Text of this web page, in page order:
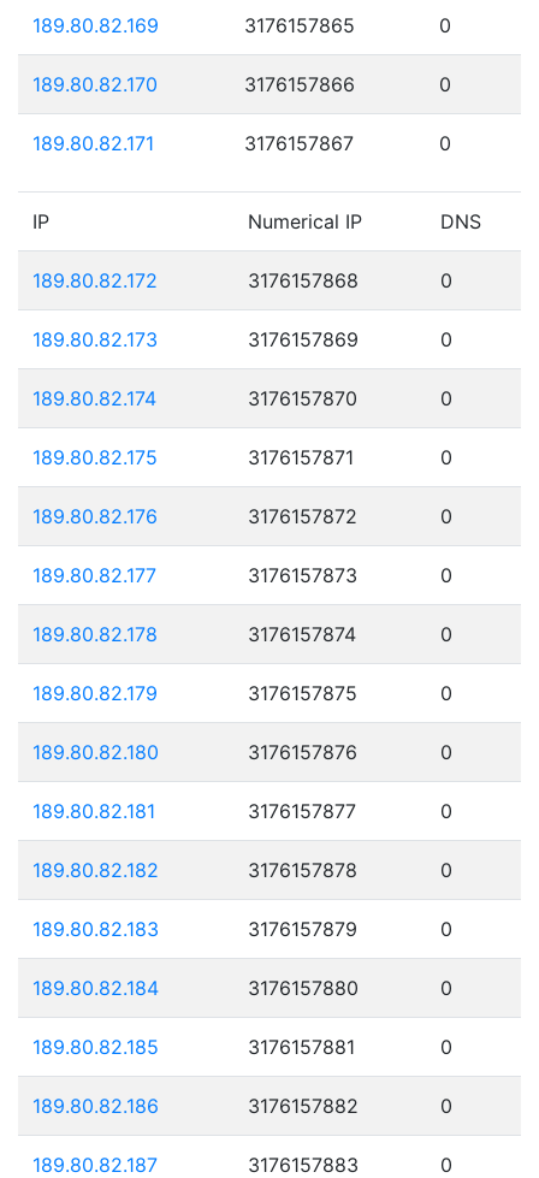
189.80.82.169 3176157865 0
189.80.82.170 3176157866 0
189.80.82.171 3176157867 0
IP Numerical IP DNS
189.80.82.172 3176157868 0
189.80.82.173 3176157869 0
189.80.82.174 3176157870 0
189.80.82.175 3176157871 0
189.80.82.176 3176157872 0
189.80.82.177 3176157873 0
189.80.82.178 3176157874 0
189.80.82.179 3176157875 0
189.80.82.180 3176157876 0
189.80.82.181 3176157877 0
189.80.82.182 3176157878 0
189.80.82.183 3176157879 0
189.80.82.184 3176157880 0
189.80.82.185 3176157881 0
189.80.82.186 3176157882 0
189.80.82.187 3176157883 0